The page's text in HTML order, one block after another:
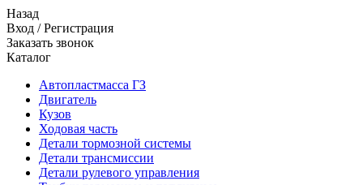
Назад
Вход /Регистрация
Заказать звонок
Каталог
Автопластмасса ГЗ
Двигатель
Кузов
Ходовая часть
Детали тормозной системы
Детали трансмиссии
Детали рулевого управления